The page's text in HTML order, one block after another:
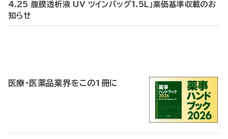
4.25 腹膜透析液 UV ツインバッグ1.5L」薬価基準収載のお
知らせ
医療・医薬品業界をこの1冊に